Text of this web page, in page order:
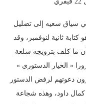
سياق سعيه إلى تضليل
كتابة ثانية لنوفمبر، وقد
ما كلف بترويجه سلعة
« الخيار الدستوري »
دعوتهم لرفض الدستور
كمال داود، وهذه شجاعة